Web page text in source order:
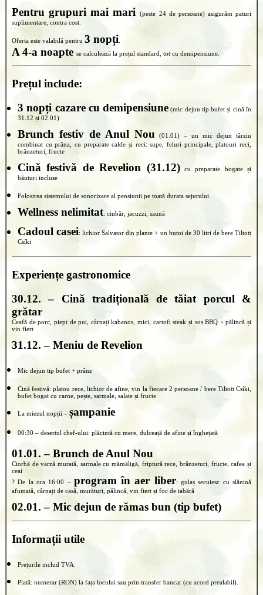
Pentru grupuri mai mari(peste 24 de persoane) asigurăm paturi
suplimentare, contra cost.
Oferta este valabilă pentru 3 nopți
A 4-a noapte se calculează la prețul standard, tot cu demipensiune.
Prețul include:
3 nopți cazare cu demipensiune (mic dejun tip bufet și cină în
31.12 și 02.01)
Brunch festiv de Anul Nou (01.01) – un mic dejun târziu
combinat cu prânz, cu preparate calde și reci: supe, feluri principale, platouri reci,
brânzeturi, fructe
Cină festivă de Revelion (31.12)cu preparate bogate și
băuturi incluse
Folosirea sistemului de sonorizare al pensiunii pe toată durata sejurului
Wellness nelimitat: ciubăr, jacuzzi, saună
Cadoul casei: lichior Salvator din plante + un butoi de 30 litri de bere Tiltott
Csíki
Experiențe gastronomice
30.12. – Cină tradițională de tăiat porcul &
grătar
Ceafă de porc, piept de pui, cârnați kabanos, mici, cartofi steak și sos BBQ + pălincă și
vin fiert
31.12. – Meniu de Revelion
Mic dejun tip bufet + prânz
Cină festivă: platou rece, lichior de afine, vin la fiecare 2 persoane / bere Tiltott Csíki,
bufet bogat cu carne, pește, sarmale, salate și fructe
La miezul nopții – șampanie
00:30 – desertul chef-ului: plăcintă cu mere, dulceață de afine și înghețată
01.01. – Brunch de Anul Nou
Ciorbă de varză murată, sarmale cu mămăligă, friptură rece, brânzeturi, fructe, cafea și
ceai
? De la ora 16:00 – program în aer liber: gulaș secuiesc cu slănină
afumată, cârnați de casă, murături, pălincă, vin fiert și foc de tabără
02.01. – Mic dejun de rămas bun (tip bufet)
Informații utile
Prețurile includ TVA.
Plată: numerar (RON) la fața locului sau prin transfer bancar (cu acord prealabil).